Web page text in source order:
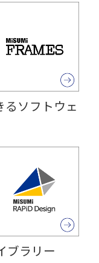
ソフトウェ
ブラリー